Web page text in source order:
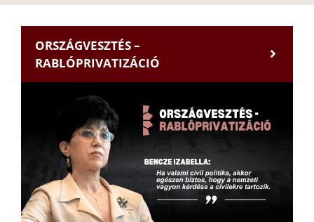
ORSZÁGVESZTÉS –
RABLÓPRIVATIZÁCIÓ